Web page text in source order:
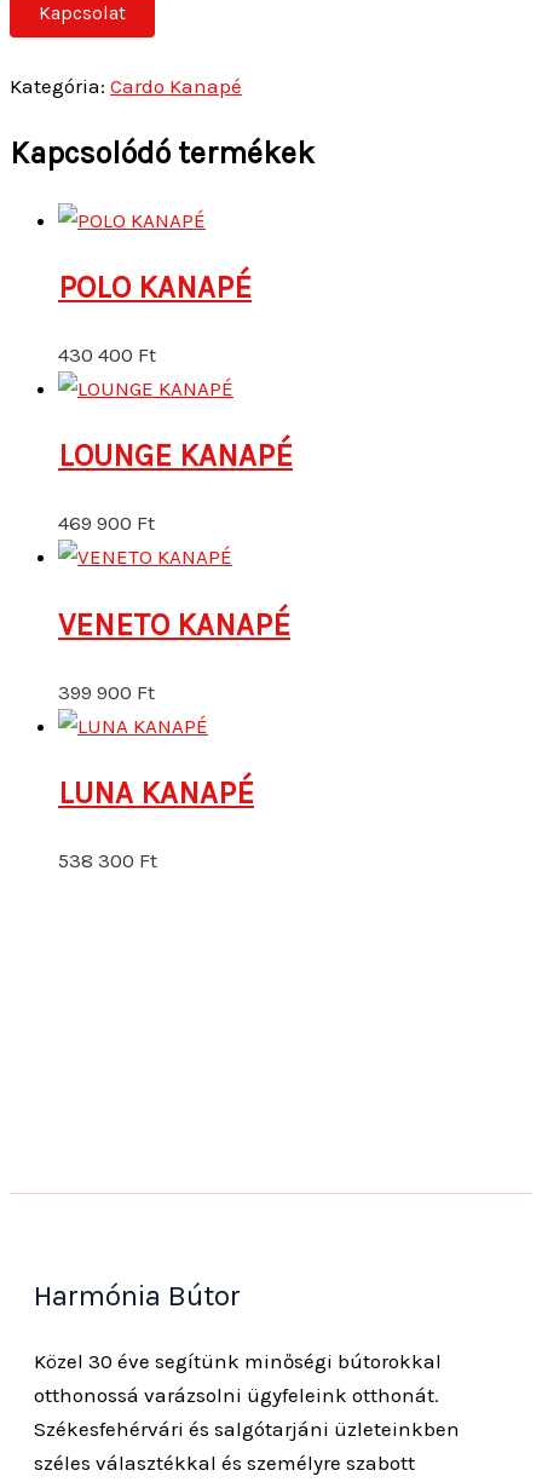
Kapcsolat
Kategória: Cardo Kanapé
Kapcsolódó termékek
POLO KANAPÉ
430 400 Ft
LOUNGE KANAPÉ
469 900 Ft
VENETO KANAPÉ
399 900 Ft
LUNA KANAPÉ
538 300 Ft
Harmónia Bútor
Közel 30 éve segítünk minőségi bútorokkal
otthonossá varázsolni ügyfeleink otthonát.
Székesfehérvári és salgótarjáni üzleteinkben
széles választékkal és személyre szabott